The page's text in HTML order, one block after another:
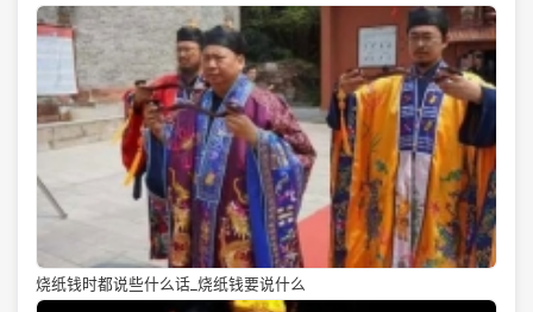
烧纸钱时都说些什么话_烧纸钱要说什么